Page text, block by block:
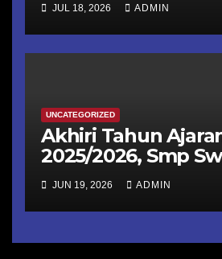
JUL 18, 2026 ADMIN
UNCATEGORIZED
Akhiri Tahun
2025/2026, Smp
Katolik St Ursula
menggelar Class
Ekologis hingga
JUN 19, 2026 ADMIN